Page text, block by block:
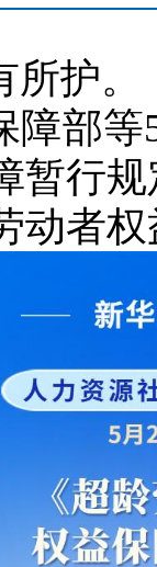
护。
障部
暂行
动者